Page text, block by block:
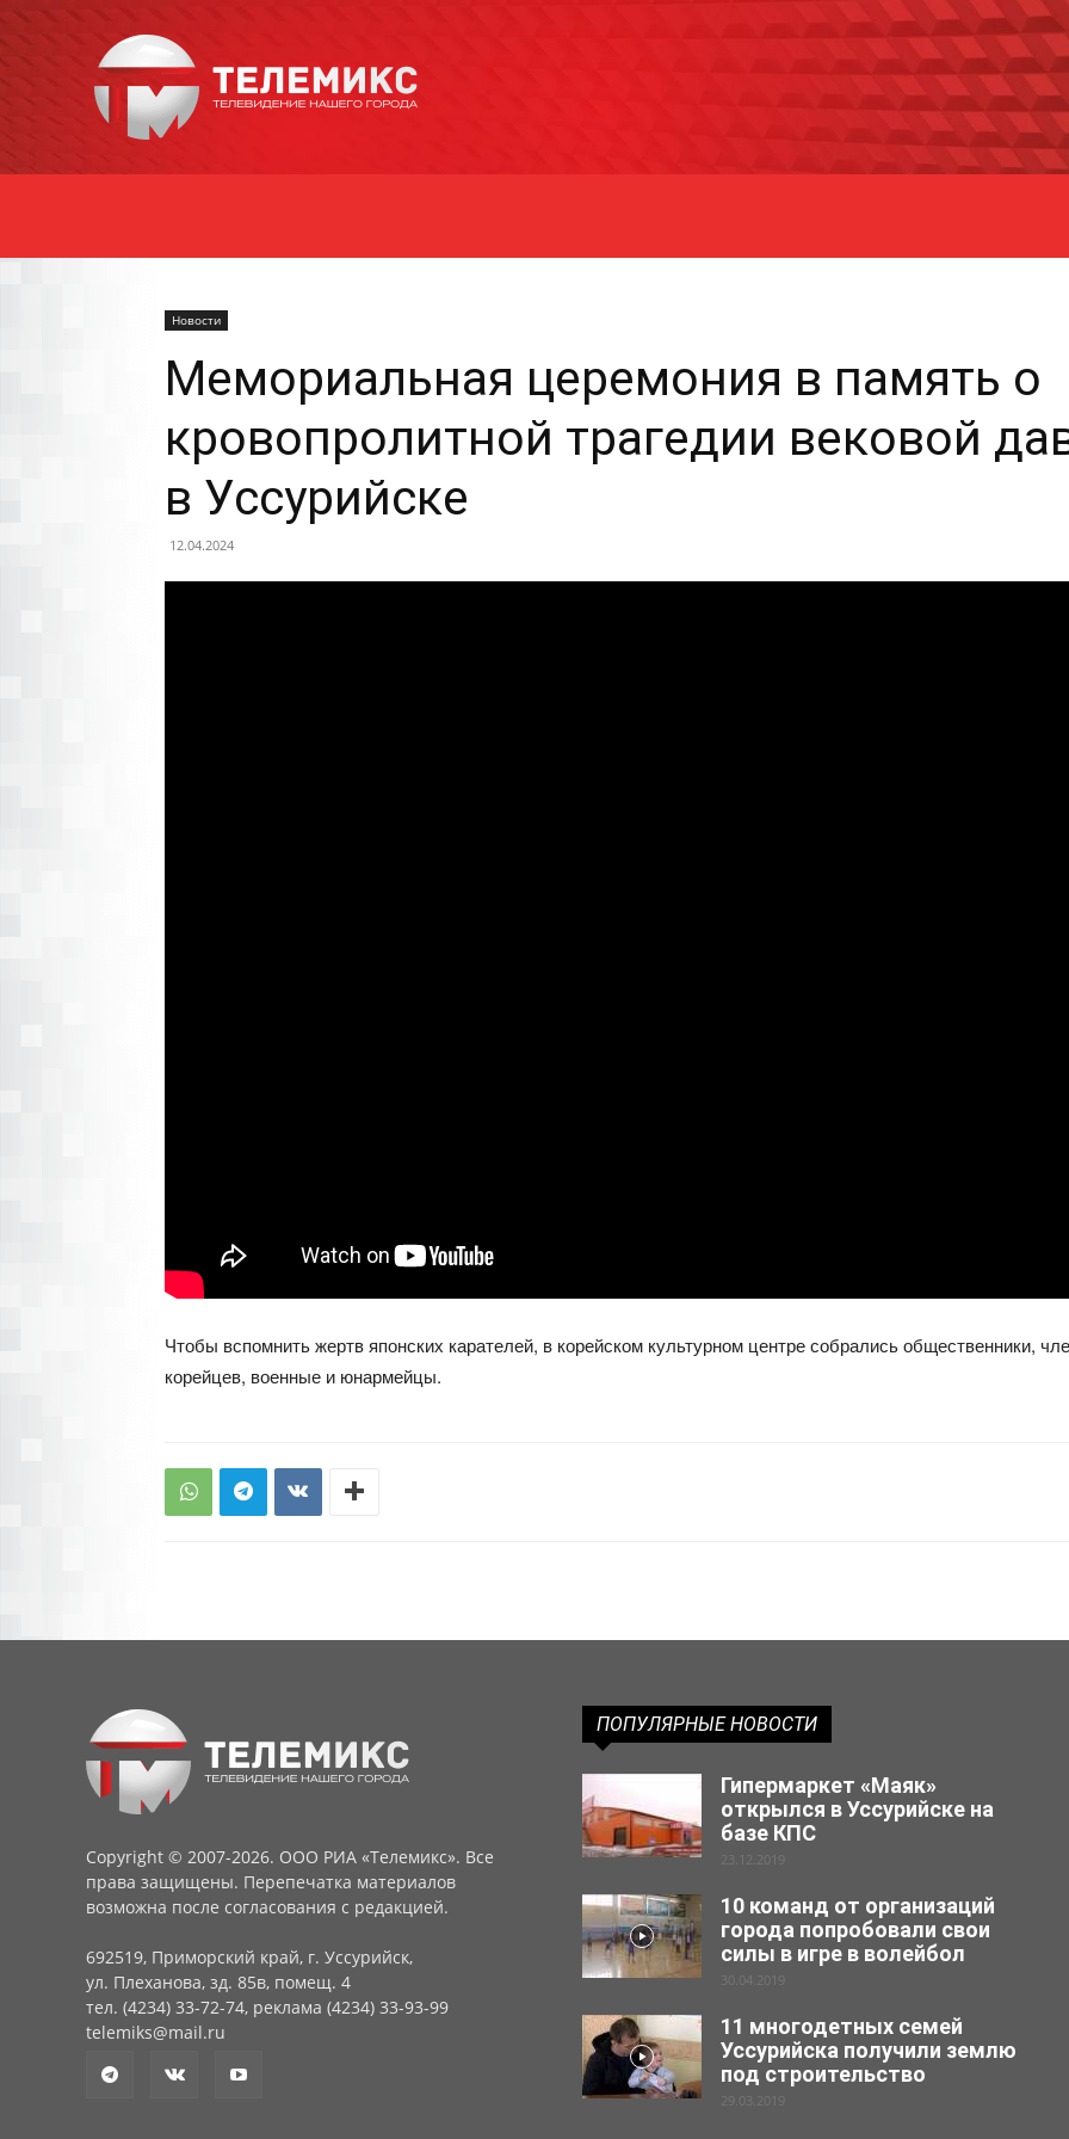
Уссурийска
Новости
Мемориальная церемония в память о
кровопролитной трагедии вековой
в Уссурийске
12.04.2024
Чтобы вспомнить жертв японских карателей, в корейском культурном центре собрались общественники,
корейцев, военные и юнармейцы.
Copyright © 2007-2026. ООО РИА «Телемикс». Все
права защищены. Перепечатка материалов
возможна после согласования с редакцией.
692519, Приморский край, г. Уссурийск,
ул. Плеханова, зд. 85в, помещ. 4
тел. (4234) 33-72-74, реклама (4234) 33-93-99
telemiks@mail.ru
ПОПУЛЯРНЫЕ НОВОСТИ
Гипермаркет «Маяк»
открылся в Уссурийске на
базе КПС
23.12.2019
10 команд от организаций
города попробовали свои
силы в игре в волейбол
30.04.2019
11 многодетных семей
Уссурийска получили землю
под строительство
29.03.2019